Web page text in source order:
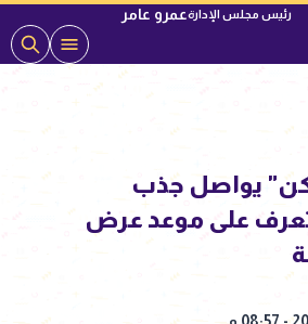
رئيس مجلس الإدارةعمرو عامر
يواصل جذب
على موعد عرض